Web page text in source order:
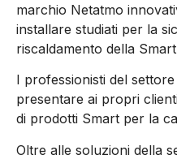
marchio Netatmo
installare studiati per la
riscaldamento della
I professionisti del
presentare ai propri
di prodotti Smart per la
Oltre alle soluzioni della